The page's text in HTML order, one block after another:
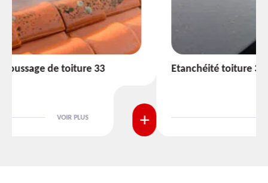
Etanchéité toiture 33
VOIR PLUS